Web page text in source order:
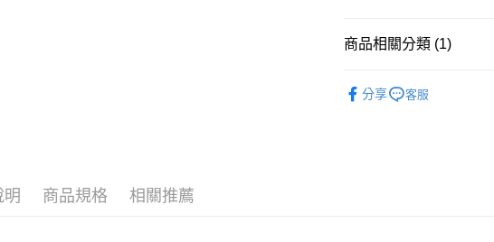
１．於結帳方式選擇「
３．收到繳費通知簡訊後14
每筆NT$100，滿NT$499(
每筆NT$100，滿NT$499(
商品相關分類 (1)
分享
客服
明 商品規格 相關推薦